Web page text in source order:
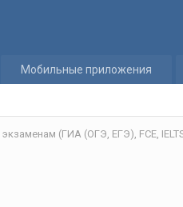
Мобильные приложения